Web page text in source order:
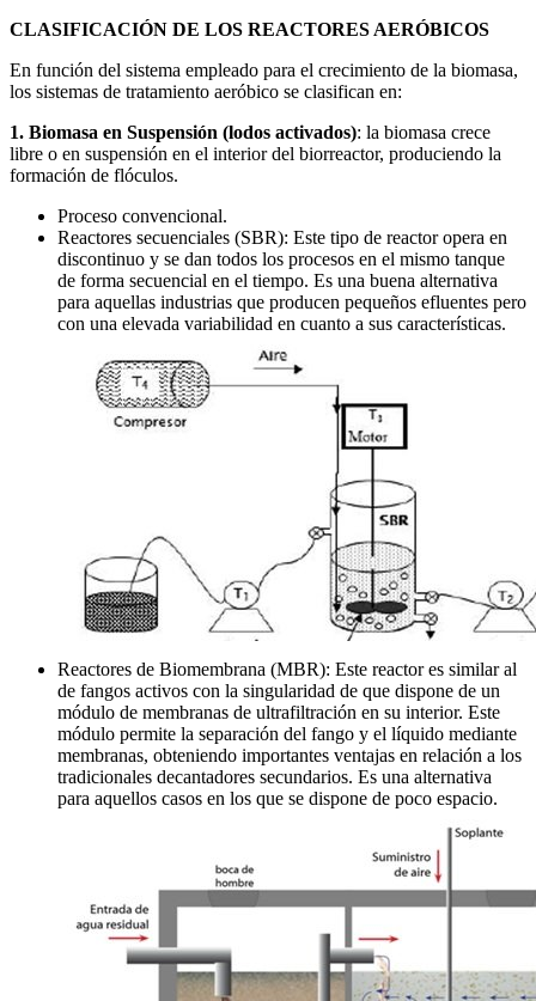
CLASIFICACIÓN DE LOS REACTORES AERÓBICOS
En función del sistema empleado para el crecimiento de la biomasa,
los sistemas de tratamiento aeróbico se clasifican en:
1. Biomasa en Suspensión (lodos activados): la biomasa crece
libre o en suspensión en el interior del biorreactor, produciendo la
formación de flóculos.
Proceso convencional.
Reactores secuenciales (SBR): Este tipo de reactor opera en
discontinuo y se dan todos los procesos en el mismo tanque
de forma secuencial en el tiempo. Es una buena alternativa
para aquellas industrias que producen pequeños efluentes pero
con una elevada variabilidad en cuanto a sus características.
Reactores de Biomembrana (MBR): Este reactor es similar al
de fangos activos con la singularidad de que dispone de un
módulo de membranas de ultrafiltración en su interior. Este
módulo permite la separación del fango y el líquido mediante
membranas, obteniendo importantes ventajas en relación a los
tradicionales decantadores secundarios. Es una alternativa
para aquellos casos en los que se dispone de poco espacio.